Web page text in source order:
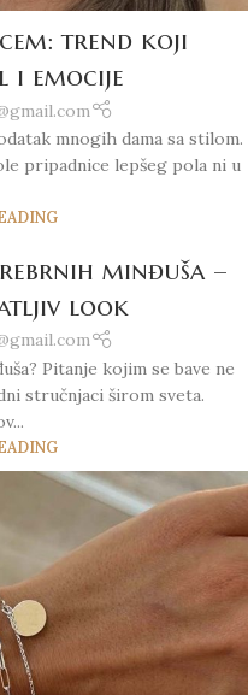
trend koji
i emocije
mnogih dama sa stilom.
pripadnice lepšeg pola ni u
minđuša –
look
Pitanje kojim se bave ne
stručnjaci širom sveta.